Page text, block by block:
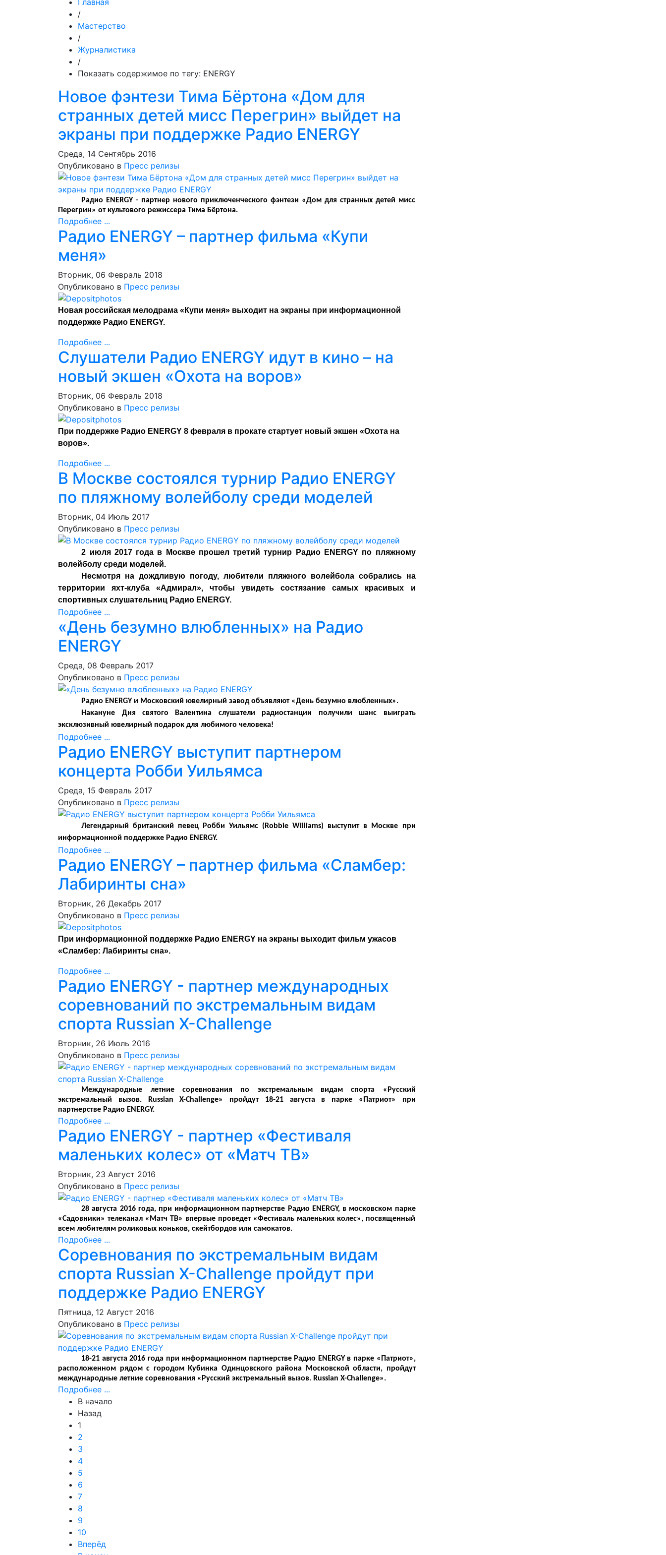
Главная
/
Мастерство
/
Журналистика
/
Показать содержимое по тегу: ENERGY
Новое фэнтези Тима Бёртона «Дом для
странных детей мисс Перегрин» выйдет на
экраны при поддержке Радио ENERGY
Среда, 14 Сентябрь 2016
Опубликовано в Пресс релизы
Радио ENERGY - партнер нового приключенческого фэнтези «Дом для странных детей мисс
Перегрин» от культового режиссера Тима Бёртона.
Подробнее ...
Радио ENERGY – партнер фильма «Купи
меня»
Вторник, 06 Февраль 2018
Опубликовано в Пресс релизы
Новая российская мелодрама «Купи меня» выходит на экраны при информационной
поддержке Радио ENERGY.
Подробнее ...
Слушатели Радио ENERGY идут в кино – на
новый экшен «Охота на воров»
Вторник, 06 Февраль 2018
Опубликовано в Пресс релизы
При поддержке Радио ENERGY 8 февраля в прокате стартует новый экшен «Охота на
воров».
Подробнее ...
В Москве состоялся турнир Радио ENERGY
по пляжному волейболу среди моделей
Вторник, 04 Июль 2017
Опубликовано в Пресс релизы
2 июля 2017 года в Москве прошел третий турнир Радио ENERGY по пляжному
волейболу среди моделей.
Несмотря на дождливую погоду, любители пляжного волейбола собрались на
территории яхт-клуба «Адмирал», чтобы увидеть состязание самых красивых и
спортивных слушательниц Радио ENERGY.
Подробнее ...
«День безумно влюбленных» на Радио
ENERGY
Среда, 08 Февраль 2017
Опубликовано в Пресс релизы
Радио ENERGY и Московский ювелирный завод объявляют «День безумно влюбленных».
Накануне Дня святого Валентина слушатели радиостанции получили шанс выиграть
эксклюзивный ювелирный подарок для любимого человека!
Подробнее ...
Радио ENERGY выступит партнером
концерта Робби Уильямса
Среда, 15 Февраль 2017
Опубликовано в Пресс релизы
Легендарный британский певец Робби Уильямс (Robbie Williams) выступит в Москве при
информационной поддержке Радио ENERGY.
Подробнее ...
Радио ENERGY – партнер фильма «Сламбер:
Лабиринты сна»
Вторник, 26 Декабрь 2017
Опубликовано в Пресс релизы
При информационной поддержке Радио ENERGY на экраны выходит фильм ужасов
«Сламбер: Лабиринты сна».
Подробнее ...
Радио ENERGY - партнер международных
соревнований по экстремальным видам
спорта Russian X-Challenge
Вторник, 26 Июль 2016
Опубликовано в Пресс релизы
Международные летние соревнования по экстремальным видам спорта «Русский
экстремальный вызов. Russian X-Challenge» пройдут 18-21 августа в парке «Патриот» при
партнерстве Радио ENERGY.
Подробнее ...
Радио ENERGY - партнер «Фестиваля
маленьких колес» от «Матч ТВ»
Вторник, 23 Август 2016
Опубликовано в Пресс релизы
28 августа 2016 года, при информационном партнерстве Радио ENERGY, в московском парке
«Садовники» телеканал «Матч ТВ» впервые проведет «Фестиваль маленьких колес», посвященный
всем любителям роликовых коньков, скейтбордов или самокатов.
Подробнее ...
Соревнования по экстремальным видам
спорта Russian X-Challenge пройдут при
поддержке Радио ENERGY
Пятница, 12 Август 2016
Опубликовано в Пресс релизы
18-21 августа 2016 года при информационном партнерстве Радио ENERGY в парке «Патриот»,
расположенном рядом с городом Кубинка Одинцовского района Московской области, пройдут
международные летние соревнования «Русский экстремальный вызов. Russian X-Challenge».
Подробнее ...
В начало
Назад
1
2
3
4
5
6
7
8
9
10
Вперёд